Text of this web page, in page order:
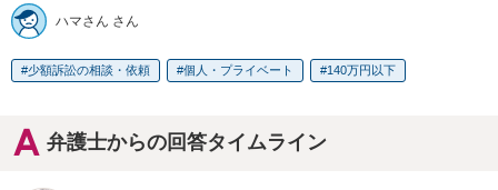
ハマさん さん
少額訴訟の相談・依頼 個人・プライベート 140万円以下
弁護士からの回答タイムライン